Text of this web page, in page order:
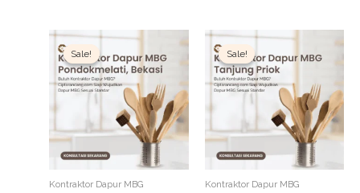
Sale!
Sale!
Kontraktor Dapur MBG
Original
was:
Rp1.500.000.
price
Rp1.200.000.
Sale!
Sale!
Kontraktor Dapur MBG
Original
was:
Rp1.500.000.
price